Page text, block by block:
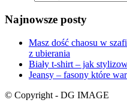
Najnowsze posty
Masz dość chaosu w
z ubierania
Biały t-shirt – jak
Jeansy – fasony które
© Copyright - DG IMAGE